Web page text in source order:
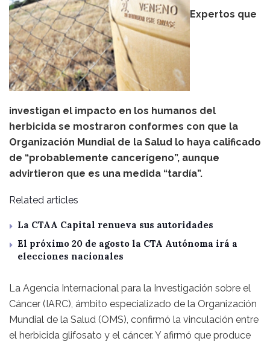
Expertos que
investigan el impacto en los humanos del
herbicida se mostraron conformes con que la
Organización Mundial de la Salud lo haya calificado
de “probablemente cancerígeno”, aunque
advirtieron que es una medida “tardía”.
Related articles
La CTAA Capital renueva sus autoridades
El próximo 20 de agosto la CTA Autónoma irá a
elecciones nacionales
La Agencia Internacional para la Investigación sobre el
Cáncer (IARC), ámbito especializado de la Organización
Mundial de la Salud (OMS), confirmó la vinculación entre
el herbicida glifosato y el cáncer. Y afirmó que produce